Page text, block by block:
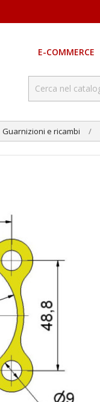
E-COMMERCE
Guarnizioni e ricambi